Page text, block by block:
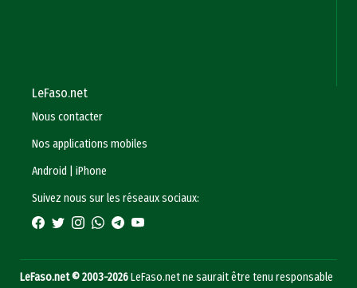
LeFaso.net
Nous contacter
Nos applications mobiles
Android
|iPhone
Suivez nous sur les réseaux sociaux:
LeFaso.net © 2003-2026LeFaso.net ne saurait être tenu responsable